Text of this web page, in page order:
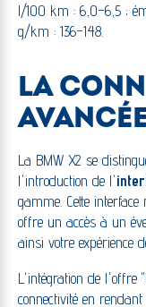
l/100 km : 6,0–6,5 ;
g/km : 136–148.
LA
La BMW X2 se
l'introduction de l'
gamme. Cette
offre un accès à un
ainsi votre expérience
L'intégration de l'offre "
connectivité en